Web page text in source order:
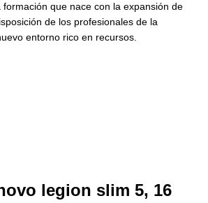
formación que nace con la expansión de
de los profesionales de la
entorno rico en recursos.
legion slim 5, 16